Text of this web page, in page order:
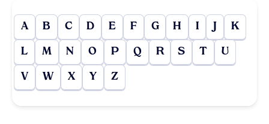
A B C D E F G H I J K
L M N O P Q R S T U
V W X Y Z